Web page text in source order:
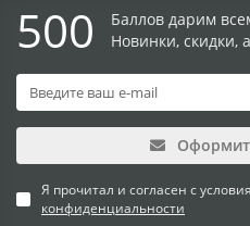
500
Баллов дарим
Новинки, скидки,
Я прочитал и согласен с
конфиденциальности